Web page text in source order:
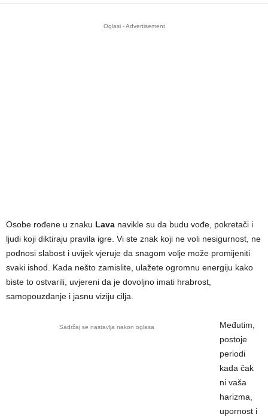
Oglasi - Advertisement
Osobe rođene u znaku Lava navikle su da budu vođe, pokretači i
ljudi koji diktiraju pravila igre. Vi ste znak koji ne voli nesigurnost, ne
podnosi slabost i uvijek vjeruje da snagom volje može promijeniti
svaki ishod. Kada nešto zamislite, ulažete ogromnu energiju kako
biste to ostvarili, uvjereni da je dovoljno imati hrabrost,
samopouzdanje i jasnu viziju cilja.
Sadržaj se nastavlja nakon oglasa
Međutim,
postoje
periodi
kada čak
ni vaša
harizma,
upornost i